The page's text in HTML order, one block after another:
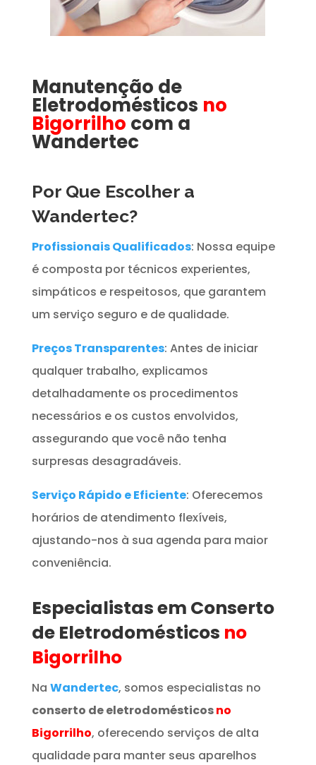
Manutenção de
Eletrodomésticos no
Bigorrilho com a
Wandertec
Por Que Escolher a
Wandertec?
Profissionais Qualificados: Nossa equipe
é composta por técnicos experientes,
simpáticos e respeitosos, que garantem
um serviço seguro e de qualidade.
Preços Transparentes: Antes de iniciar
qualquer trabalho, explicamos
detalhadamente os procedimentos
necessários e os custos envolvidos,
assegurando que você não tenha
surpresas desagradáveis.
Serviço Rápido e Eficiente: Oferecemos
horários de atendimento flexíveis,
ajustando-nos à sua agenda para maior
conveniência.
Especialistas em Conserto
de Eletrodomésticos no
Bigorrilho
Na Wandertec, somos especialistas no
conserto de eletrodomésticosno
Bigorrilho, oferecendo serviços de alta
qualidade para manter seus aparelhos